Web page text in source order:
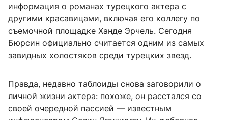
информация о романах турецкого актера с
другими красавицами, включая его коллегу по
съемочной площадке Ханде Эрчель. Сегодня
Бюрсин официально считается одним из самых
завидных холостяков среди турецких звезд.
Правда, недавно таблоиды снова заговорили о
личной жизни актера: похоже, он расстался со
своей очередной пассией — известным